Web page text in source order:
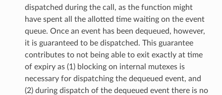
dispatched during the call, as the function might
have spent all the allotted time waiting on the event
queue. Once an event has been dequeued, however,
it is guaranteed to be dispatched. This guarantee
contributes to not being able to exit exactly at time
of expiry as (1) blocking on internal mutexes is
necessary for dispatching the dequeued event, and
(2) during dispatch of the dequeued event there is no